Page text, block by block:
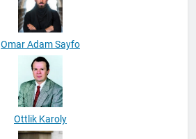
Omar Adam Sayfo
Ottlik Karoly